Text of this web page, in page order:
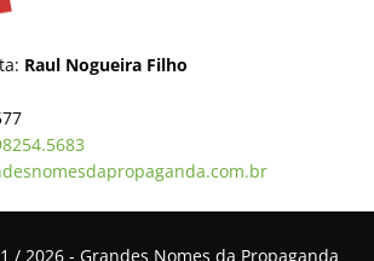
Raul Nogueira Filho
/ 2026 - Grandes Nomes da Propaganda